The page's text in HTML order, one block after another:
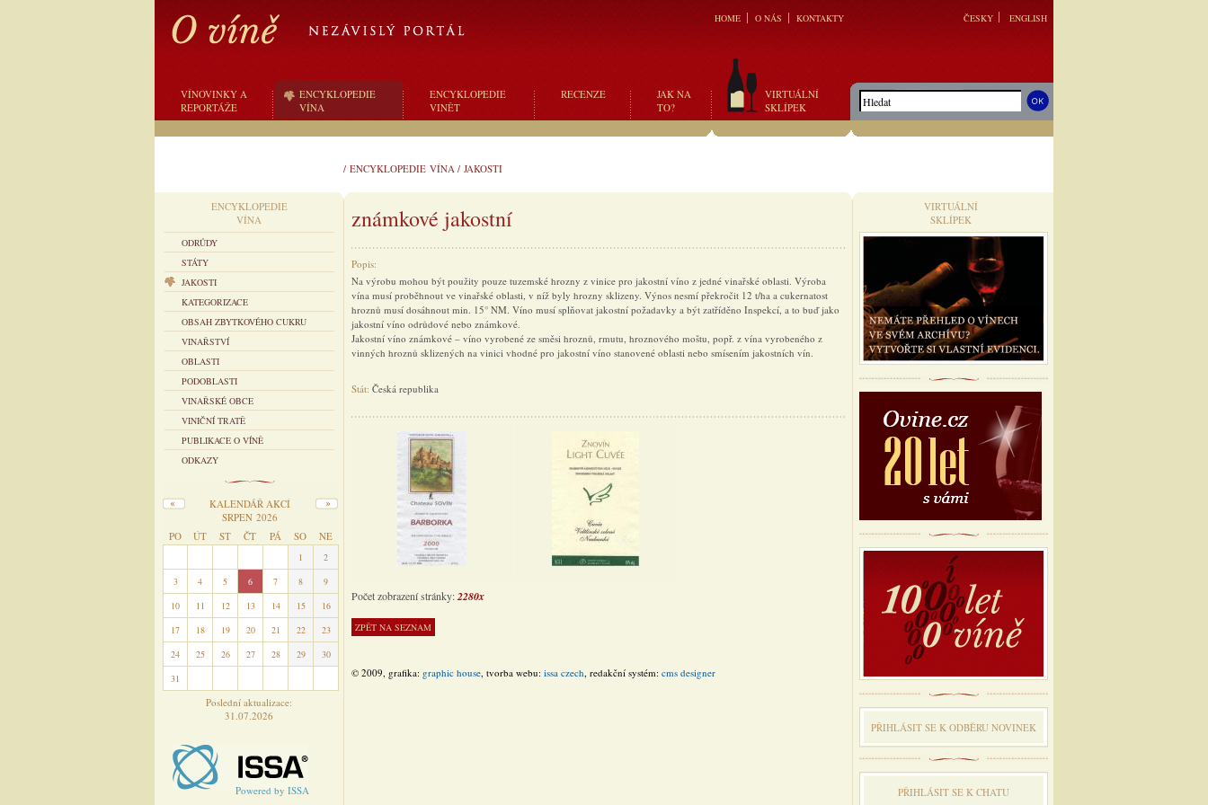
HOME O NÁS KONTAKTY ČESKY ENGLISH
VÍNOVINKY A
REPORTÁŽE
ENCYKLOPEDIE
VÍNA
ENCYKLOPEDIE
VINĚT
RECENZE
JAK NA
TO?
VIRTUÁLNÍ
SKLÍPEK
/ ENCYKLOPEDIE VÍNA / JAKOSTI
ENCYKLOPEDIE
VÍNA
ODRŮDY
STÁTY
JAKOSTI
KATEGORIZACE
OBSAH ZBYTKOVÉHO CUKRU
VINAŘSTVÍ
OBLASTI
PODOBLASTI
VINAŘSKÉ OBCE
VINIČNÍ TRATĚ
PUBLIKACE O VÍNĚ
ODKAZY
KALENDÁŘ AKCÍ
SRPEN 2026
PO
ÚT ST ČT PÁ SO NE
1
2
3
4 5 6 7 8
9
10
11 12 13 14 15
16
17
18 19 20 21 22
23
24
25 26 27 28 29
30
31
Poslední aktualizace:
31.07.2026
Powered by ISSA
známkové jakostní
Popis:
Na výrobu mohou být použity pouze tuzemské hrozny z vinice pro jakostní víno z jedné vinařské oblasti. Výroba
vína musí proběhnout ve vinařské oblasti, v níž byly hrozny sklizeny. Výnos nesmí překročit 12 t/ha a cukernatost
hroznů musí dosáhnout min. 15° NM. Víno musí splňovat jakostní požadavky a být zatříděno Inspekcí, a to buď jako
jakostní víno odrůdové nebo známkové.
Jakostní víno známkové – víno vyrobené ze směsi hroznů, rmutu, hroznového moštu, popř. z vína vyrobeného z
vinných hroznů sklizených na vinici vhodné pro jakostní víno stanovené oblasti nebo smísením jakostních vín.
Stát: Česká republika
Počet zobrazení stránky:2280x
© 2009, grafika: graphic house, tvorba webu: issa czech, redakční systém: cms designer
VIRTUÁLNÍ
SKLÍPEK
PŘIHLÁSIT SE K ODBĔRU NOVINEK
PŘIHLÁSIT SE K CHATU